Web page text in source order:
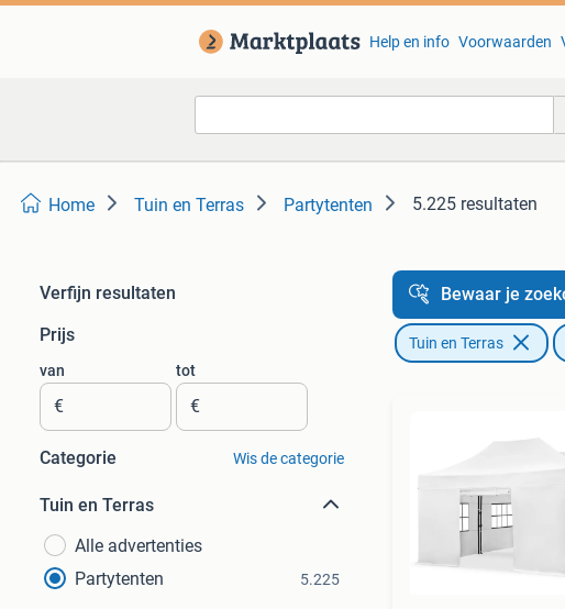
Help en info Voorwaarden
Home Tuin en Terras Partytenten 5.225 resultaten
Verfijn resultaten
Prijs
van
€
tot
€
Categorie Wis de categorie
Tuin en Terras
Alle advertenties
Partytenten
5.225
Bewaar je
Tuin en Terras